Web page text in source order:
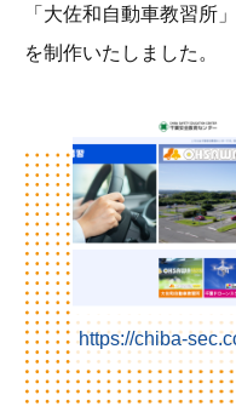
「大佐和自動車教習所
を制作いたしました。
https://chiba-